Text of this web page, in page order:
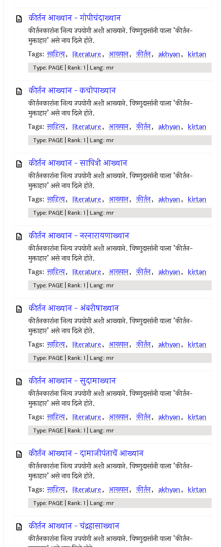
कीर्तन आख्यान - गोपीचंदाख्यान
कीर्तनकारांना नित्य उपयोगी अशी आख्याने. विष्णुदासांनी याला ’कीर्तन-
मुक्ताहार’ असे नाव दिले होते.
Tags: साहित्य, literature, आख्यान, कीर्तन, akhyan, kirtan
Type: PAGE | Rank: 1 | Lang: mr
कीर्तन आख्यान - कचोपाख्यान
कीर्तनकारांना नित्य उपयोगी अशी आख्याने. विष्णुदासांनी याला ’कीर्तन-
मुक्ताहार’ असे नाव दिले होते.
Tags: साहित्य, literature, आख्यान, कीर्तन, akhyan, kirtan
Type: PAGE | Rank: 1 | Lang: mr
कीर्तन आख्यान - सावित्री आख्यान
कीर्तनकारांना नित्य उपयोगी अशी आख्याने. विष्णुदासांनी याला ’कीर्तन-
मुक्ताहार’ असे नाव दिले होते.
Tags: साहित्य, literature, आख्यान, कीर्तन, akhyan, kirtan
Type: PAGE | Rank: 1 | Lang: mr
कीर्तन आख्यान - नरनारायणाख्यान
कीर्तनकारांना नित्य उपयोगी अशी आख्याने. विष्णुदासांनी याला ’कीर्तन-
मुक्ताहार’ असे नाव दिले होते.
Tags: साहित्य, literature, आख्यान, कीर्तन, akhyan, kirtan
Type: PAGE | Rank: 1 | Lang: mr
कीर्तन आख्यान - अंबरीषाख्यान
कीर्तनकारांना नित्य उपयोगी अशी आख्याने. विष्णुदासांनी याला ’कीर्तन-
मुक्ताहार’ असे नाव दिले होते.
Tags: साहित्य, literature, आख्यान, कीर्तन, akhyan, kirtan
Type: PAGE | Rank: 1 | Lang: mr
कीर्तन आख्यान - सुदामाख्यान
कीर्तनकारांना नित्य उपयोगी अशी आख्याने. विष्णुदासांनी याला ’कीर्तन-
मुक्ताहार’ असे नाव दिले होते.
Tags: साहित्य, literature, आख्यान, कीर्तन, akhyan, kirtan
Type: PAGE | Rank: 1 | Lang: mr
कीर्तन आख्यान - दामाजीपंताचें आख्यान
कीर्तनकारांना नित्य उपयोगी अशी आख्याने. विष्णुदासांनी याला ’कीर्तन-
मुक्ताहार’ असे नाव दिले होते.
Tags: साहित्य, literature, आख्यान, कीर्तन, akhyan, kirtan
Type: PAGE | Rank: 1 | Lang: mr
कीर्तन आख्यान - चंद्रहासाख्यान
कीर्तनकारांना नित्य उपयोगी अशी आख्याने. विष्णुदासांनी याला ’कीर्तन-